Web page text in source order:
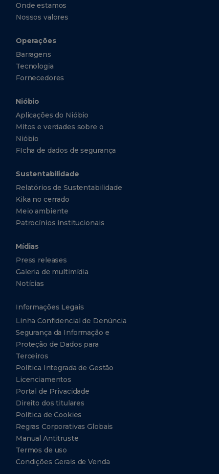
Onde estamos
Nossos valores
Operações
Barragens
Tecnologia
Fornecedores
Nióbio
Aplicações do Nióbio
Mitos e verdades sobre o
Nióbio
FIcha de dados de segurança
Sustentabilidade
Relatórios de Sustentabilidade
Kika no cerrado
Meio ambiente
Patrocínios institucionais
Mídias
Press releases
Galeria de multimídia
Notícias
Informações Legais
Linha Confidencial de Denúncia
Segurança da Informação e
Proteção de Dados para
Terceiros
Política Integrada de Gestão
Licenciamentos
Portal de Privacidade
Direito dos titulares
Política de Cookies
Regras Corporativas Globais
Manual Antitruste
Termos de uso
Condições Gerais de Venda